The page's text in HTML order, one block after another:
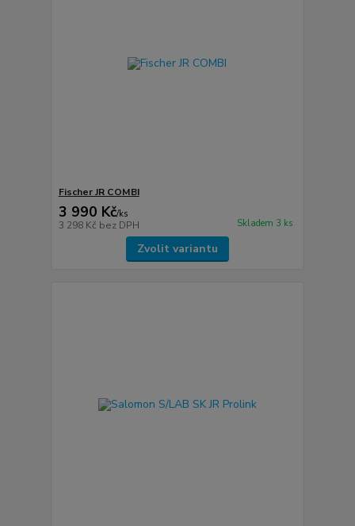
Fischer JR COMBI
3 990 Kč/ks
3 298 Kč bez DPH Skladem 3 ks
Zvolit variantu